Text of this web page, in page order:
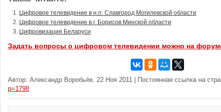
Цифровое телевидение в н.п. Славгород Могилевской области
Цифровое телевидение в г. Борисов Минской области
Цифровизация Беларуси
Задать вопросы о цифровом телевидении можно на
Автор: Александр Воробьёв, 22 Ноя 2011 | Постоянная ссылка на
p=1798